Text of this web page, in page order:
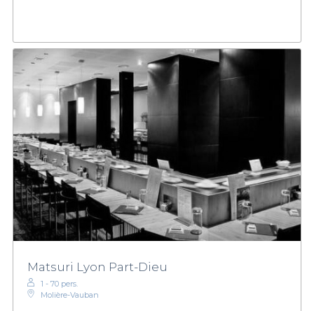
Matsuri Lyon Part-Dieu
1 - 70 pers.
Molière-Vauban